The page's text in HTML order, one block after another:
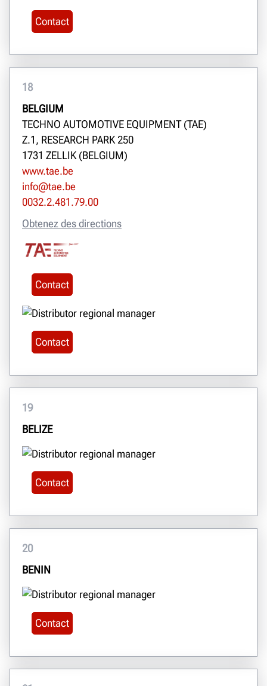
Contact
18
BELGIUM
TECHNO AUTOMOTIVE EQUIPMENT (TAE)
Z.1, RESEARCH PARK 250
1731 ZELLIK (BELGIUM)
www.tae.be
info@tae.be
0032.2.481.79.00
Obtenez des directions
Contact
Contact
19
BELIZE
Contact
20
BENIN
Contact